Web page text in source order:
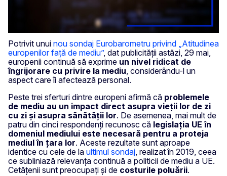
Potrivit unui nou sondaj Eurobarometru privind „Atitudinea
europenilor față de mediu”, dat publicității astăzi, 29 mai,
europenii continuă să exprime un nivel ridicat de
îngrijorare cu privire la mediu, considerându-l un
aspect care îi afectează personal.
Peste trei sferturi dintre europeni afirmă că problemele
de mediu au un impact direct asupra vieții lor de zi
cu zi și asupra sănătății lor. De asemenea, mai mult de
patru din cinci respondenți recunosc că legislația UE în
domeniul mediului este necesară pentru a proteja
mediul în țara lor. Aceste rezultate sunt aproape
identice cu cele de la ultimul sondaj, realizat în 2019, ceea
ce subliniază relevanța continuă a politicii de mediu a UE.
Cetățenii sunt preocupați și de costurile poluării.